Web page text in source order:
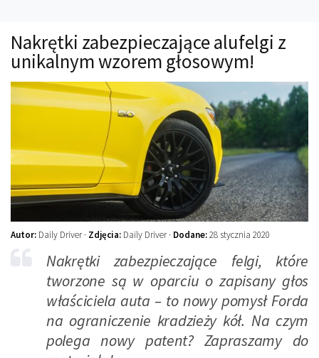
Technika jazdy
Oświetlenie
Kalkulatory
Przelicznik mocy
Galerie
Nakrętki zabezpieczające alufelgi z
unikalnym wzorem głosowym!
Autor: Daily Driver · Zdjęcia: Daily Driver · Dodane:28 stycznia 2020
Nakrętki zabezpieczające felgi, które
tworzone są w oparciu o zapisany głos
właściciela auta – to nowy pomysł Forda
na ograniczenie kradzieży kół. Na czym
polega nowy patent? Zapraszamy do